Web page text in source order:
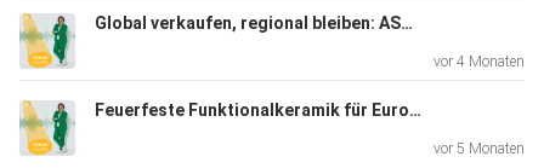
Umsetzbarkeit: Wie können Einrichtungen entlastet
werden, ohne
machen?
Und wie lassen sich Konzepte so entwickeln, dass sie
Global verkaufen, regional bleiben: ASA Selection aus dem Westerwald
vor 4 Monaten
Feuerfeste Funktionalkeramik für Europa - mit Marcus Blumenberg
vor 5 Monaten